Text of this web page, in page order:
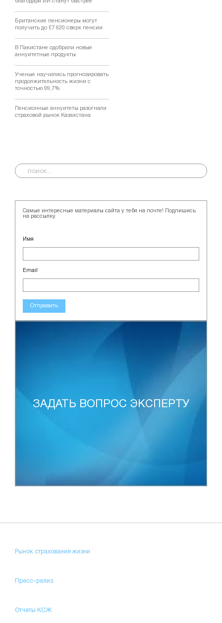
благодаря ИИ станут быстрее
Британские пенсионеры могут
получить до £7 620 сверх пенсии
В Пакистане одобрили новые
аннуитетные продукты
Ученые научились прогнозировать
продолжительность жизни с
точностью 99,7%
Пенсионные аннуитеты разогнали
страховой рынок Казахстана
Самые интересные материалы сайта у тебя на почте! Подпишись
на рассылку.
Имя
Email
Отправить
ЗАДАТЬ ВОПРОС ЭКСПЕРТУ
Рынок страхования жизни
Пресс-релиз
Отчеты КСЖ